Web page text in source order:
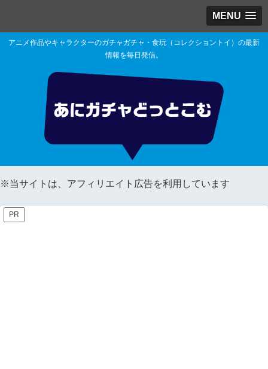
MENU
アニメ作品やキャラクターのガチャガチャ・食玩（コレクショントイ）の最新
情報を毎日発信。
※当サイトは、アフィリエイト広告を利用しています
PR